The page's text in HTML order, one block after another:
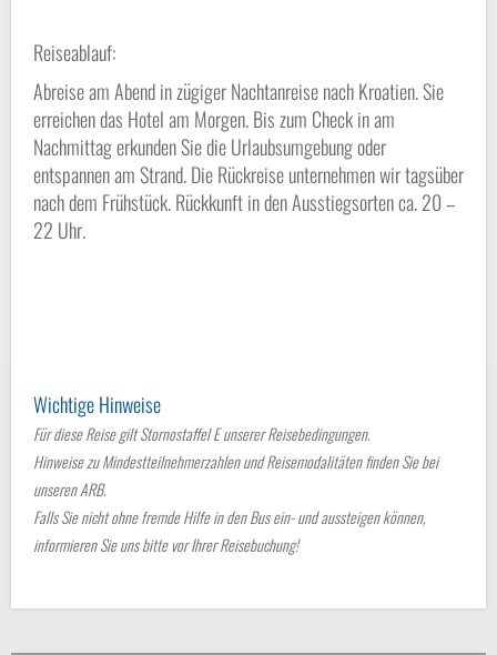
Reiseablauf:
Abreise am Abend in zügiger Nachtanreise nach Kroatien. Sie
erreichen das Hotel am Morgen. Bis zum Check in am
Nachmittag erkunden Sie die Urlaubsumgebung oder
entspannen am Strand. Die Rückreise unternehmen wir tagsüber
nach dem Frühstück. Rückkunft in den Ausstiegsorten ca. 20 –
22 Uhr.
Wichtige Hinweise
Für diese Reise gilt Stornostaffel E unserer Reisebedingungen.
Hinweise zu Mindestteilnehmerzahlen und Reisemodalitäten finden Sie bei
unseren ARB.
Falls Sie nicht ohne fremde Hilfe in den Bus ein- und aussteigen können,
informieren Sie uns bitte vor Ihrer Reisebuchung!